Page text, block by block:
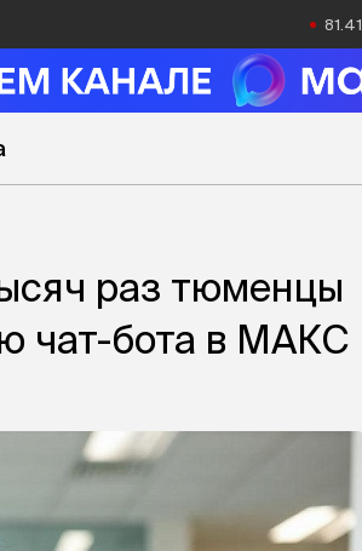
81.41
раз тюменцы
чат-бота в МАКС